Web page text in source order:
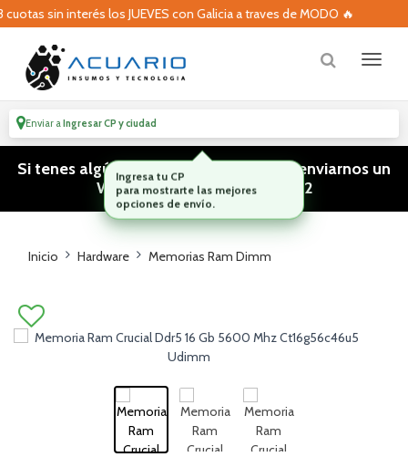
sin interés los JUEVES con Galicia a traves de MODO 🔥
Enviar aIngresar CP y ciudad
Si tenes algún tipo de consulta podes enviarnos un
WhatsApp! (011) 15 5386 3812
Inicio Hardware Memorias Ram Dimm